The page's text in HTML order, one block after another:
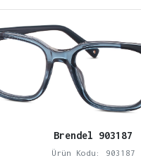
Brendel 903187
Ürün Kodu: 903187